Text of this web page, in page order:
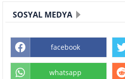
SOSYAL MEDYA
facebook
whatsapp